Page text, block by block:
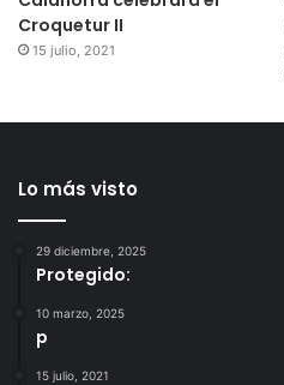
Croquetur II
15 julio, 2021
Lo más visto
29 diciembre, 2025
Protegido:
10 marzo, 2025
p
15 julio, 2021